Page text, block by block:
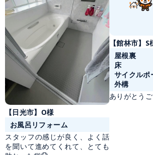
【日光市】O様
お風呂リフォーム
スタッフの感じが良く、よく話
を聞いて進めてくれて、とても
【館林市】S
屋根裏
床
サイクルポ
外構
ありがとう